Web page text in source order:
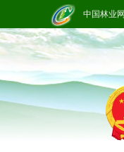
中国林业网